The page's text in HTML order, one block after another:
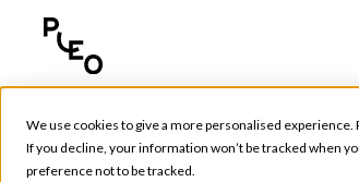
We use cookies to give a more personalised experience.
If you decline, your information won’t be tracked when
preference not to be tracked.
Outils et conseils